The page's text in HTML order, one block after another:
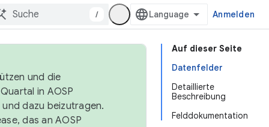
/ Anmelden
Auf dieser Seite
Datenfelder
Detaillierte
Beschreibung
Felddokumentation
und die
in AOSP
und dazu beizutragen.
das an AOSP